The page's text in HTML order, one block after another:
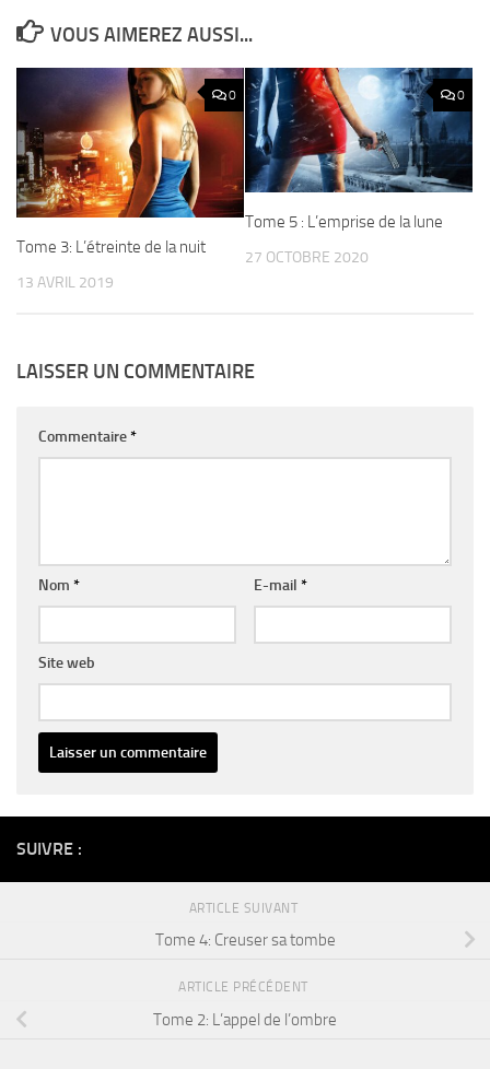
VOUS AIMEREZ AUSSI...
0
Tome 3: L’étreinte de la nuit
13 AVRIL 2019
0
Tome 5 : L’emprise de la lune
27 OCTOBRE 2020
LAISSER UN COMMENTAIRE
Commentaire*
Nom * E-mail *
Site web
SUIVRE :
ARTICLE SUIVANT
Tome 4: Creuser sa tombe
ARTICLE PRÉCÉDENT
Tome 2: L’appel de l’ombre